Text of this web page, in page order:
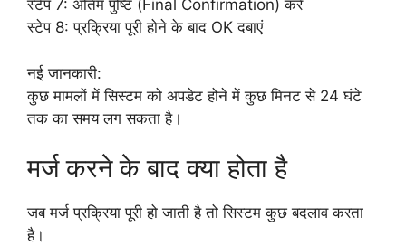
स्टेप 7: अंतिम पुष्टि (Final Confirmation) करें
स्टेप 8: प्रक्रिया पूरी होने के बाद OK दबाएं
नई जानकारी:
कुछ मामलों में सिस्टम को अपडेट होने में कुछ मिनट से 24 घंटे
तक का समय लग सकता है।
मर्ज करने के बाद क्या होता है
जब मर्ज प्रक्रिया पूरी हो जाती है तो सिस्टम कुछ बदलाव करता
है।